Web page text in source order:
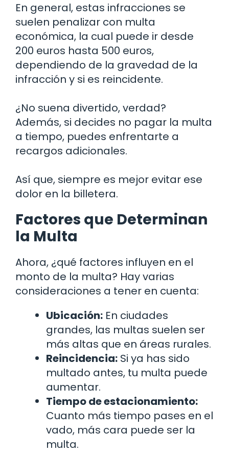
En general, estas infracciones se
suelen penalizar con multa
económica, la cual puede ir desde
200 euros hasta 500 euros,
dependiendo de la gravedad de la
infracción y si es reincidente.
¿No suena divertido, verdad?
Además, si decides no pagar la multa
a tiempo, puedes enfrentarte a
recargos adicionales.
Así que, siempre es mejor evitar ese
dolor en la billetera.
Factores que Determinan
la Multa
Ahora, ¿qué factores influyen en el
monto de la multa? Hay varias
consideraciones a tener en cuenta:
Ubicación: En ciudades
grandes, las multas suelen ser
más altas que en áreas rurales.
Reincidencia: Si ya has sido
multado antes, tu multa puede
aumentar.
Tiempo de estacionamiento:
Cuanto más tiempo pases en el
vado, más cara puede ser la
multa.